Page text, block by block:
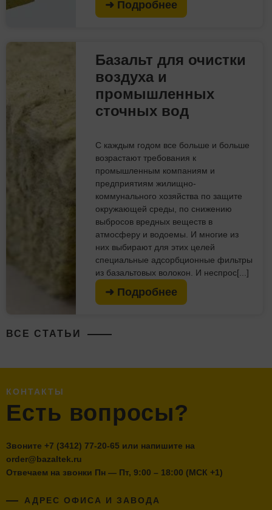
➜ Подробнее
Базальт для очистки
воздуха и
промышленных
сточных вод
С каждым годом все больше и больше
возрастают требования к
промышленным компаниям и
предприятиям жилищно-
коммунального хозяйства по защите
окружающей среды, по снижению
выбросов вредных веществ в
атмосферу и водоемы. И многие из
них выбирают для этих целей
специальные адсорбционные фильтры
из базальтовых волокон. И неспрос[...]
➜ Подробнее
ВСЕ СТАТЬИ
КОНТАКТЫ
Есть вопросы?
Звоните +7 (3412) 77-20-65 или напишите на
order@bazaltek.ru
Отвечаем на звонки Пн — Пт, 9:00 – 18:00 (МСК +1)
АДРЕС ОФИСА И ЗАВОДА